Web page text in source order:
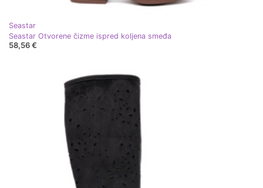
Seastar
Seastar Otvorene čizme ispred koljena smeđa
58,56 €